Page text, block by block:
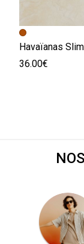
Havaïanas
36.00€